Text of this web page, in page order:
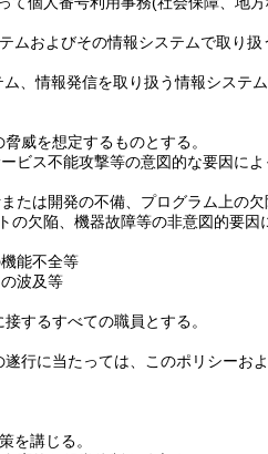
ムおよびその情報システムで取り扱
情報発信を取り扱う情報システ
威を想定するものとする。
ス不能攻撃等の意図的な要因によ
たは開発の不備、プログラム上の
欠陥、機器故障等の非意図的要
能不全等
波及等
するすべての職員とする。
行に当たっては、このポリシーお
を講じる。